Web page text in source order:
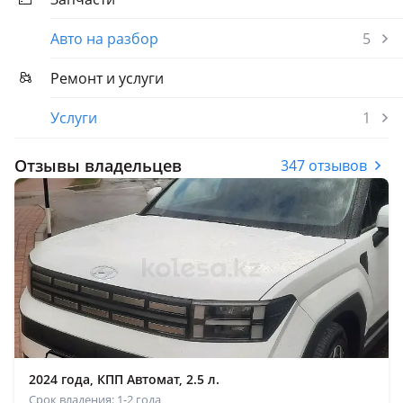
Авто на разбор
5
Ремонт и услуги
Услуги
1
Отзывы владельцев 347 отзывов
2024 года, КПП Автомат, 2.5 л.
Срок владения: 1-2 года